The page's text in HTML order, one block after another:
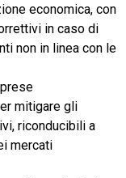
economica, con
in caso di
non in linea con le
mitigare gli
riconducibili a
mercati